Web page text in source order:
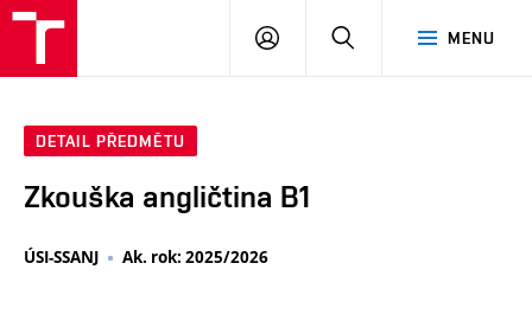
MENU
PŘIHLÁSIT
DETAIL PŘEDMĚTU
Zkouška angličtina B1
ÚSI-SSANJ Ak. rok: 2025/2026